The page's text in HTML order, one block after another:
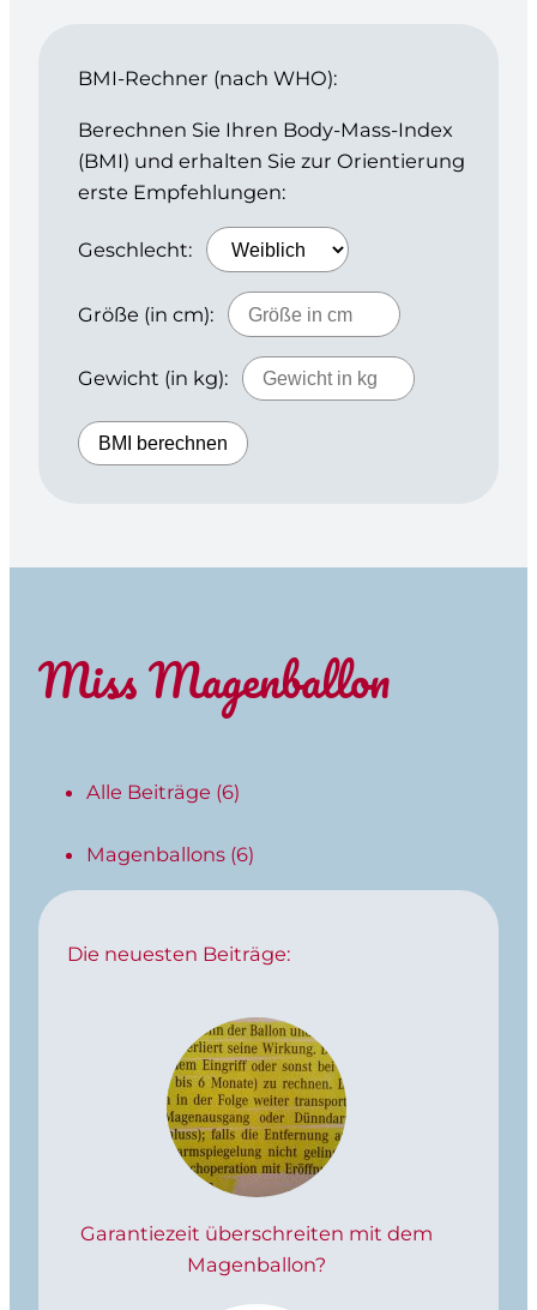
BMI-Rechner (nach WHO):
Berechnen Sie Ihren Body-Mass-Index
(BMI) und erhalten Sie zur Orientierung
erste Empfehlungen:
Geschlecht:
Größe (in cm):
Gewicht (in kg):
BMI berechnen
Miss Magenballon
Alle Beiträge (6)
Magenballons (6)
Die neuesten Beiträge:
Garantiezeit überschreiten mit dem
Magenballon?